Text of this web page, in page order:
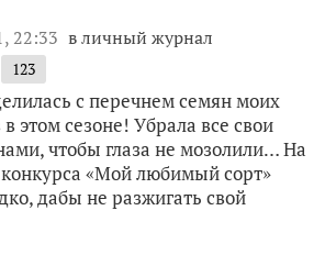
22:33 в личный журнал
123
с перечнем семян моих
этом сезоне! Убрала все свои
чтобы глаза не мозолили… На
конкурса «Мой любимый сорт»
дабы не разжигать свой